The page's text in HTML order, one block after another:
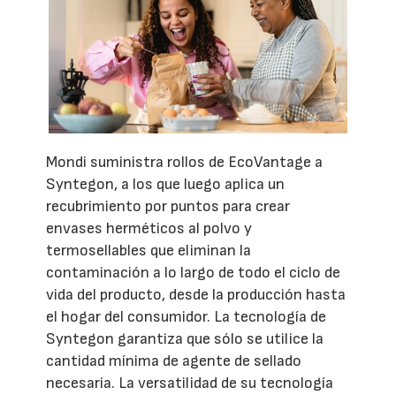
Mondi suministra rollos de EcoVantage a
Syntegon, a los que luego aplica un
recubrimiento por puntos para crear
envases herméticos al polvo y
termosellables que eliminan la
contaminación a lo largo de todo el ciclo de
vida del producto, desde la producción hasta
el hogar del consumidor. La tecnología de
Syntegon garantiza que sólo se utilice la
cantidad mínima de agente de sellado
necesaria. La versatilidad de su tecnología